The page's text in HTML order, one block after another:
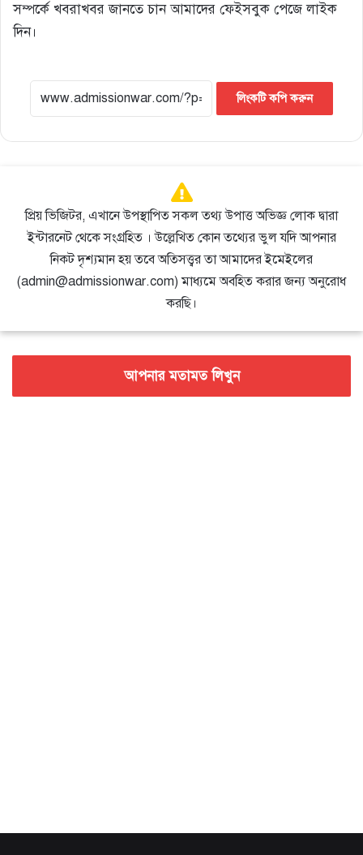
সম্পর্কে খবরাখবর জানতে চান আমাদের ফেইসবুক পেজে লাইক
দিন।
লিংকটি কপি করুন
প্রিয় ভিজিটর, এখানে উপস্থাপিত সকল তথ্য উপাত্ত অভিজ্ঞ লোক দ্বারা
ইন্টারনেট থেকে সংগ্রহিত । উল্লেখিত কোন তথ্যের ভুল যদি আপনার
নিকট দৃশ্যমান হয় তবে অতিসত্ত্বর তা আমাদের ইমেইলের
(admin@admissionwar.com) মাধ্যমে অবহিত করার জন্য অনুরোধ
করছি।
আপনার মতামত লিখুন